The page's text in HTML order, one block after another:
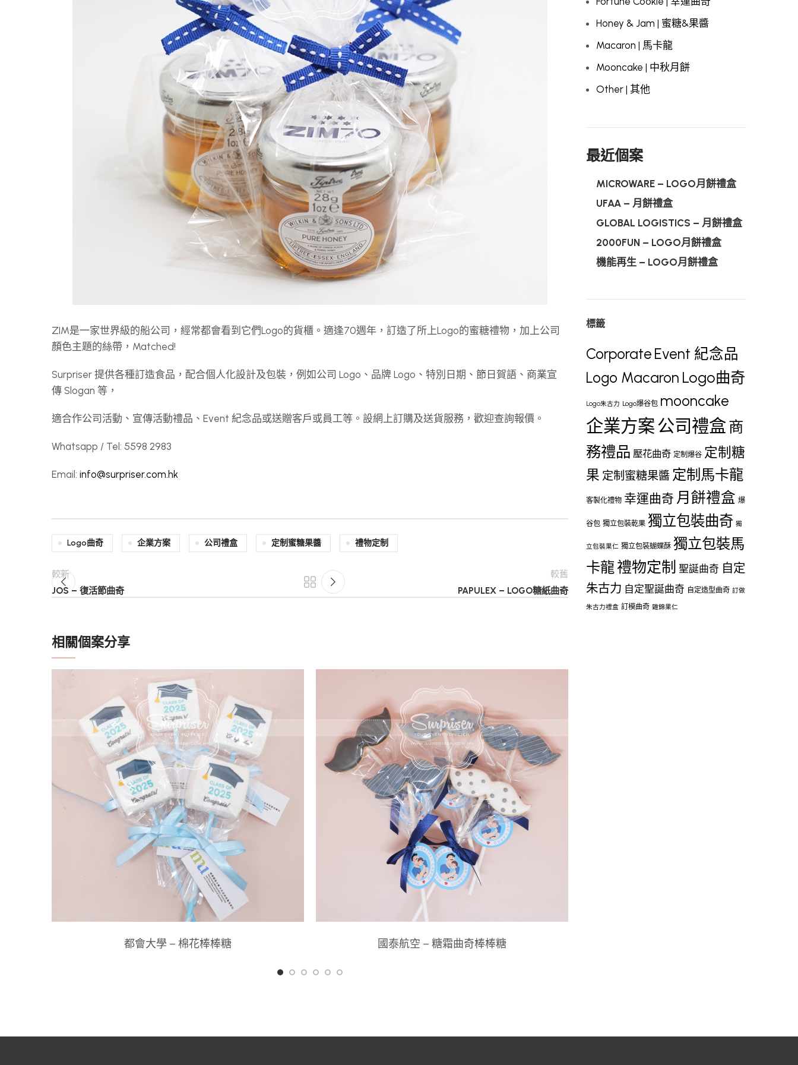
ZIM是一家世界級的船公司，經常都會看到它們Logo的貨櫃。適逢70週年，訂造了所上Logo的蜜糖禮物，加上公司
顏色主題的絲帶，Matched!
Surpriser 提供各種訂造食品，配合個人化設計及包裝，例如公司 Logo、品牌 Logo、特別日期、節日賀語、商業宣
傳 Slogan 等，
適合作公司活動、宣傳活動禮品、Event 紀念品或送贈客戶或員工等。設網上訂購及送貨服務，歡迎查詢報價。
Whatsapp / Tel: 5598 2983
Email: info@surpriser.com.hk
Logo曲奇 企業方案 公司禮盒 定制蜜糖果醬 禮物定制
較新
JOS – 復活節曲奇
較舊
PAPULEX – LOGO糖紙曲奇
相關個案分享
都會大學 – 棉花棒棒糖 國泰航空 – 糖霜曲奇棒棒糖
Honey & Jam | 蜜糖&果醬
Macaron | 馬卡龍
Mooncake | 中秋月餅
Other | 其他
最近個案
MICROWARE – LOGO月餅禮盒
UFAA – 月餅禮盒
GLOBAL LOGISTICS – 月餅禮盒
2000FUN – LOGO月餅禮盒
機能再生 – LOGO月餅禮盒
標籤
Corporate Event 紀念品
Logo Macaron Logo曲奇
Logo朱古力 Logo爆谷包 mooncake
企業方案公司禮盒商
務禮品 壓花曲奇 定制爆谷 定制糖
果 定制蜜糖果醬 定制馬卡龍
客製化禮物 幸運曲奇 月餅禮盒 爆
谷包 獨立包裝乾果 獨立包裝曲奇 獨
立包裝果仁 獨立包裝蝴蝶酥 獨立包裝馬
卡龍禮物定制 聖誕曲奇 自定
朱古力 自定聖誕曲奇 自定造型曲奇 訂做
朱古力禮盒 訂模曲奇 雜錦果仁